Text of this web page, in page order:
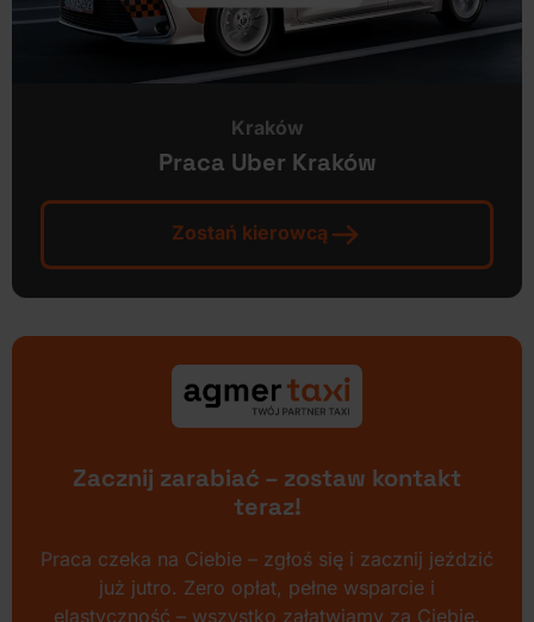
Kraków
Praca Uber Kraków
Zostań kierowcą
Zacznij zarabiać – zostaw kontakt
teraz!
Praca czeka na Ciebie – zgłoś się i zacznij jeździć
już jutro. Zero opłat, pełne wsparcie i
elastyczność – wszystko załatwiamy za Ciebie.